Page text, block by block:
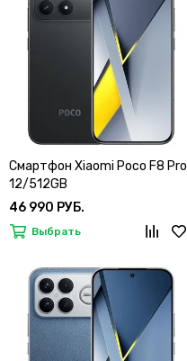
Смартфон Xiaomi Poco F8 Pro
12/512GB
46 990 РУБ.
Выбрать